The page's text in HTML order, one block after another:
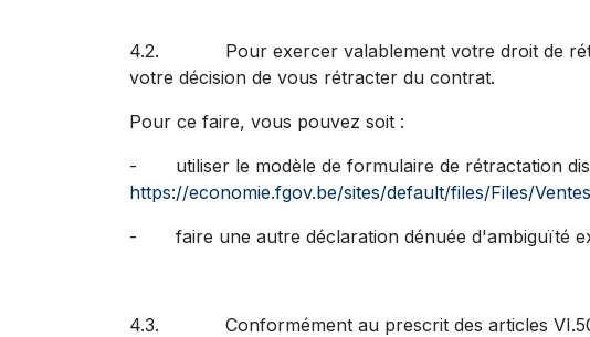
4.2. Pour exercer valablement votre droit de
votre décision de vous rétracter du contrat.
Pour ce faire, vous pouvez soit :
- utiliser le modèle de formulaire de rétractation
https://economie.fgov.be/sites/default/files/Files/
- faire une autre déclaration dénuée d'ambiguïté
4.3. Conformément au prescrit des articles VI.50